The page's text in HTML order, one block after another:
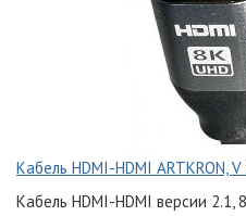
Кабель HDMI-HDMI ARTKRON,
Кабель HDMI-HDMI версии 2.1,